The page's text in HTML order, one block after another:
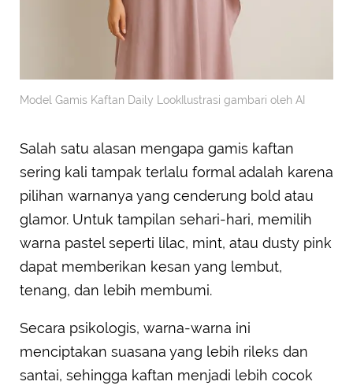
Model Gamis Kaftan Daily LookIlustrasi gambari oleh AI
Salah satu alasan mengapa gamis kaftan
sering kali tampak terlalu formal adalah karena
pilihan warnanya yang cenderung bold atau
glamor. Untuk tampilan sehari-hari, memilih
warna pastel seperti lilac, mint, atau dusty pink
dapat memberikan kesan yang lembut,
tenang, dan lebih membumi.
Secara psikologis, warna-warna ini
menciptakan suasana yang lebih rileks dan
santai, sehingga kaftan menjadi lebih cocok